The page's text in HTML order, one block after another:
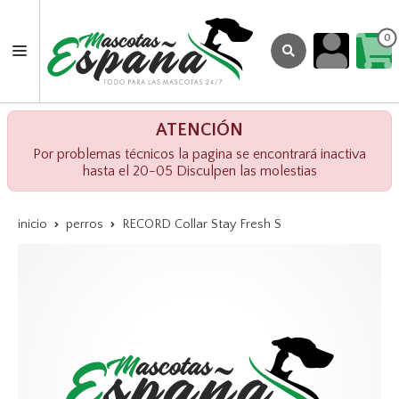
0
ATENCIÓN
Por problemas técnicos la pagina se encontrará inactiva
hasta el 20-05 Disculpen las molestias
inicio perros RECORD Collar Stay Fresh S